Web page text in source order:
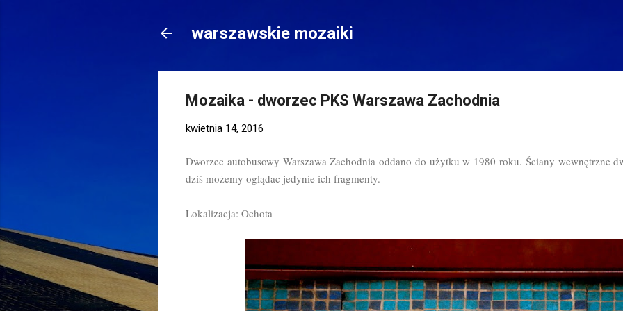
warszawskie mozaiki
Mozaika - dworzec PKS Warszawa Zachodnia
kwietnia 14, 2016
Dworzec autobusowy Warszawa Zachodnia oddano do użytku w 1980 roku. Ściany wewnętrzne
dziś możemy oglądac jedynie ich fragmenty.
Lokalizacja: Ochota